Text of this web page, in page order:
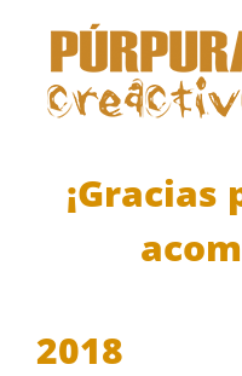
contenido
¡Gracias
2018